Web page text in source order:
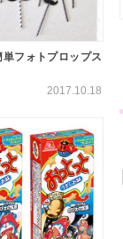
フォトプロップス
2017.10.18